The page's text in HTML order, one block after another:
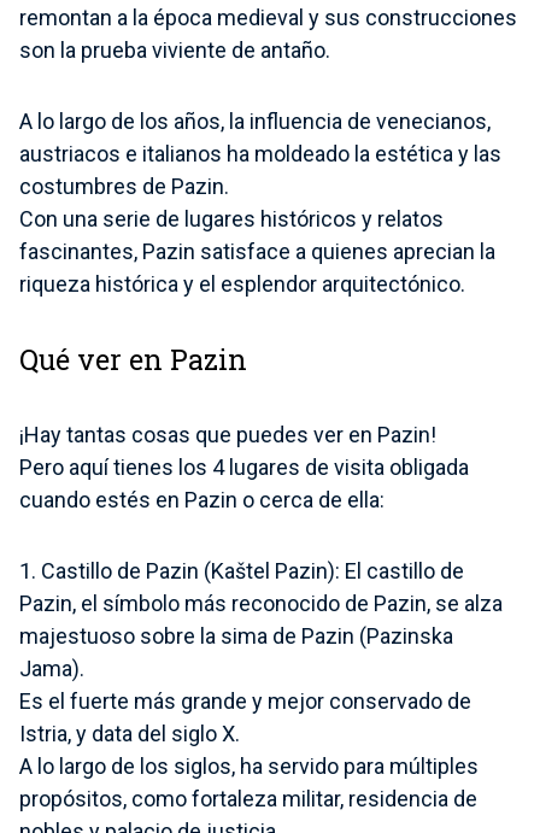
remontan a la época medieval y sus construcciones
son la prueba viviente de antaño.
A lo largo de los años, la influencia de venecianos,
austriacos e italianos ha moldeado la estética y las
costumbres de Pazin.
Con una serie de lugares históricos y relatos
fascinantes, Pazin satisface a quienes aprecian la
riqueza histórica y el esplendor arquitectónico.
Qué ver en Pazin
¡Hay tantas cosas que puedes ver en Pazin!
Pero aquí tienes los 4 lugares de visita obligada
cuando estés en Pazin o cerca de ella:
1. Castillo de Pazin (Kaštel Pazin): El castillo de
Pazin, el símbolo más reconocido de Pazin, se alza
majestuoso sobre la sima de Pazin (Pazinska
Jama).
Es el fuerte más grande y mejor conservado de
Istria, y data del siglo X.
A lo largo de los siglos, ha servido para múltiples
propósitos, como fortaleza militar, residencia de